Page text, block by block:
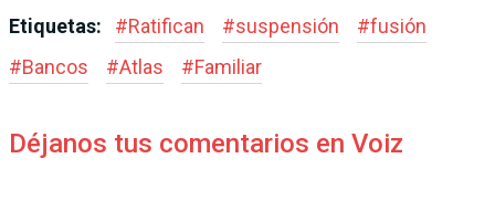
Etiquetas: #Ratifican #suspensión #fusión
#Bancos #Atlas #Familiar
Déjanos tus comentarios en Voiz